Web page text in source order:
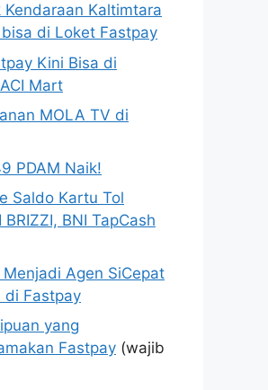
Kendaraan Kaltimtara
di Loket Fastpay
Kini Bisa di
Mart
MOLA TV di
PDAM Naik!
Saldo Kartu Tol
BRIZZI, BNI TapCash
Agen SiCepat
di Fastpay
yang
Fastpay (wajib